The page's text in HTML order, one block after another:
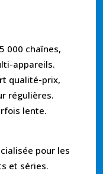
000 chaînes,
appareils.
qualité-prix,
régulières.
lente.
pour les
et séries.